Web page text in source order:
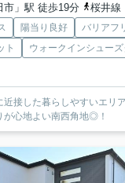
市」駅 徒歩19分
桜井線
陽当り良好
バリアフ
ト
ウォークインシューズ
接した暮らしやすいエリ
が心地よい南西角地◎！